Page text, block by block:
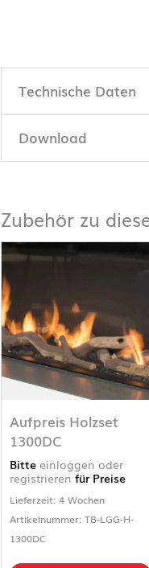
Technische Daten
Download
Zubehör zu
Aufpreis Holzset
1300DC
Bitte einloggen oder
registrieren für Preise
Lieferzeit: 4 Wochen
Artikelnummer: TB-LGG-H-
1300DC